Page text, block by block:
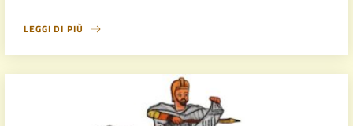
LEGGI DI PIÙ